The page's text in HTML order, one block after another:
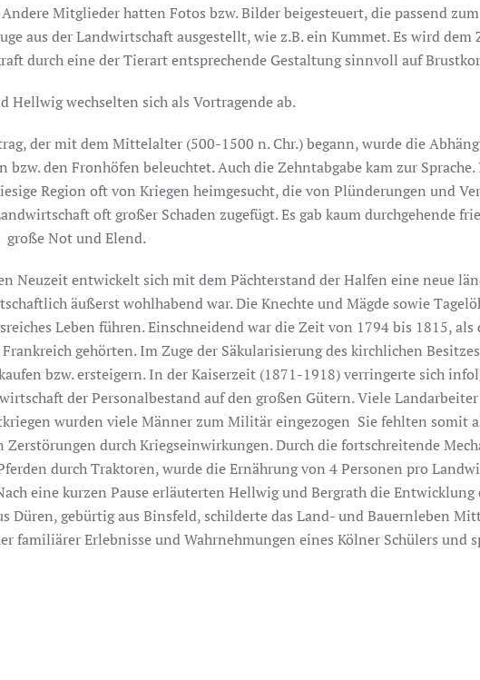
Mitglieder hatten Fotos bzw. Bilder beigesteuert, die passend
aus der Landwirtschaft ausgestellt, wie z.B. ein Kummet. Es wird
durch eine der Tierart entsprechende Gestaltung sinnvoll auf
Hellwig wechselten sich als Vortragende ab.
der mit dem Mittelalter (500-1500 n. Chr.) begann, wurde die
bzw. den Fronhöfen beleuchtet. Auch die Zehntabgabe kam zur
Region oft von Kriegen heimgesucht, die von Plünderungen und
oft großer Schaden zugefügt. Es gab kaum durchgehende
große Not und Elend.
Neuzeit entwickelt sich mit dem Pächterstand der Halfen eine neue
äußerst wohlhabend war. Die Knechte und Mägde sowie
Leben führen. Einschneidend war die Zeit von 1794 bis 1815,
gehörten. Im Zuge der Säkularisierung des kirchlichen
bzw. ersteigern. In der Kaiserzeit (1871-1918) verringerte sich
der Personalbestand auf den großen Gütern. Viele
wurden viele Männer zum Militär eingezogen Sie fehlten somit
Zerstörungen durch Kriegseinwirkungen. Durch die fortschreitende
durch Traktoren, wurde die Ernährung von 4 Personen pro
eine kurzen Pause erläuterten Hellwig und Bergrath die
Düren, gebürtig aus Binsfeld, schilderte das Land- und Bauernleben
familiärer Erlebnisse und Wahrnehmungen eines Kölner Schülers und